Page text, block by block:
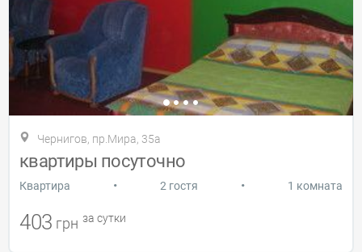
Чернигов, пр.Мира, 35а
квартиры посуточно
Квартира • 2 гостя • 1 комната
403 грн за сутки